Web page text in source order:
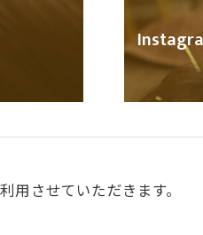
させていただきます。